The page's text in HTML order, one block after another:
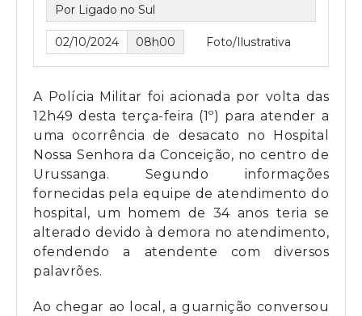
Por Ligado no Sul
02/10/2024 08h00 Foto/Ilustrativa
A Polícia Militar foi acionada por volta das
12h49 desta terça-feira (1º) para atender a
uma ocorrência de desacato no Hospital
Nossa Senhora da Conceição, no centro de
Urussanga. Segundo informações
fornecidas pela equipe de atendimento do
hospital, um homem de 34 anos teria se
alterado devido à demora no atendimento,
ofendendo a atendente com diversos
palavrões.
Ao chegar ao local, a guarnição conversou